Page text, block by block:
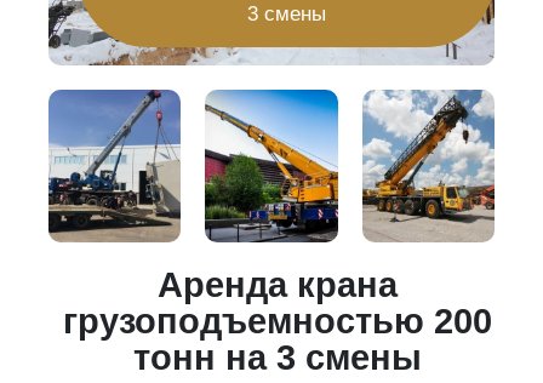
3 смены
Аренда крана
грузоподъемностью 200
тонн на 3 смены